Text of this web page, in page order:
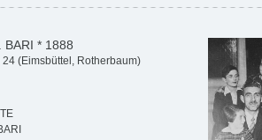
BARI * 1888
24 (Eimsbüttel, Rotherbaum)